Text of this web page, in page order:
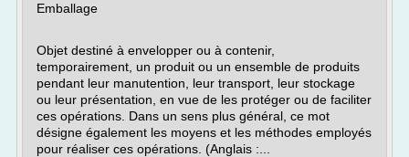
Emballage
Objet destiné à envelopper ou à contenir,
temporairement, un produit ou un ensemble de produits
pendant leur manutention, leur transport, leur stockage
ou leur présentation, en vue de les protéger ou de faciliter
ces opérations. Dans un sens plus général, ce mot
désigne également les moyens et les méthodes employés
pour réaliser ces opérations. (Anglais :...